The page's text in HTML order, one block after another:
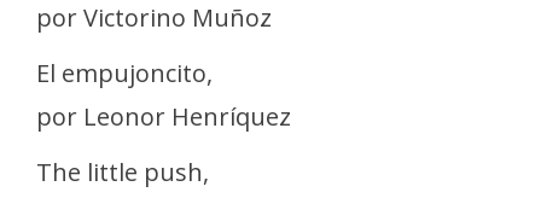
por Victorino Muñoz
El empujoncito,
por Leonor Henríquez
The little push,